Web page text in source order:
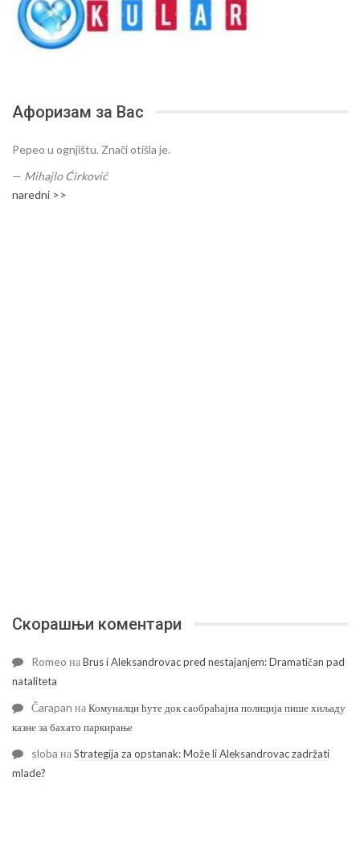
Афоризам за Вас
Pepeo u ognjištu. Znači otišla je.
— Mihajlo Ćirković
naredni >>
Скорашњи коментари
Romeo наBrus i Aleksandrovac pred nestajanjem: Dramatičan pad
nataliteta
Čarapan наКомуналци ћуте док саобраћајна полиција пише хиљаду
казне за бахато паркирање
sloba наStrategija za opstanak: Može li Aleksandrovac zadržati
mlade?